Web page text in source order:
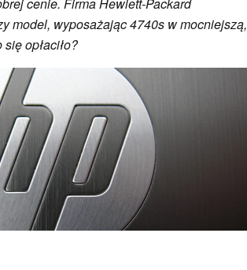
model, wyposażając 4740s w mocniejszą,
opłaciło?